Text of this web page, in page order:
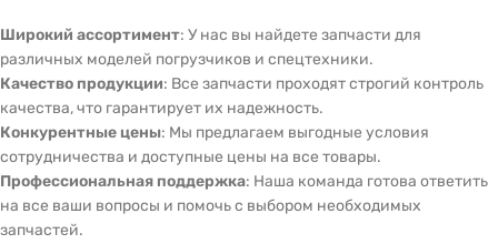
Широкий ассортимент: У нас вы найдете запчасти для
различных моделей погрузчиков и спецтехники.
Качество продукции: Все запчасти проходят строгий контроль
качества, что гарантирует их надежность.
Конкурентные цены: Мы предлагаем выгодные условия
сотрудничества и доступные цены на все товары.
Профессиональная поддержка: Наша команда готова ответить
на все ваши вопросы и помочь с выбором необходимых
запчастей.